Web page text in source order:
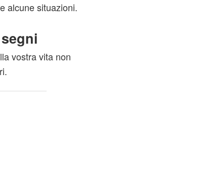
alcune situazioni.
vostra vita non